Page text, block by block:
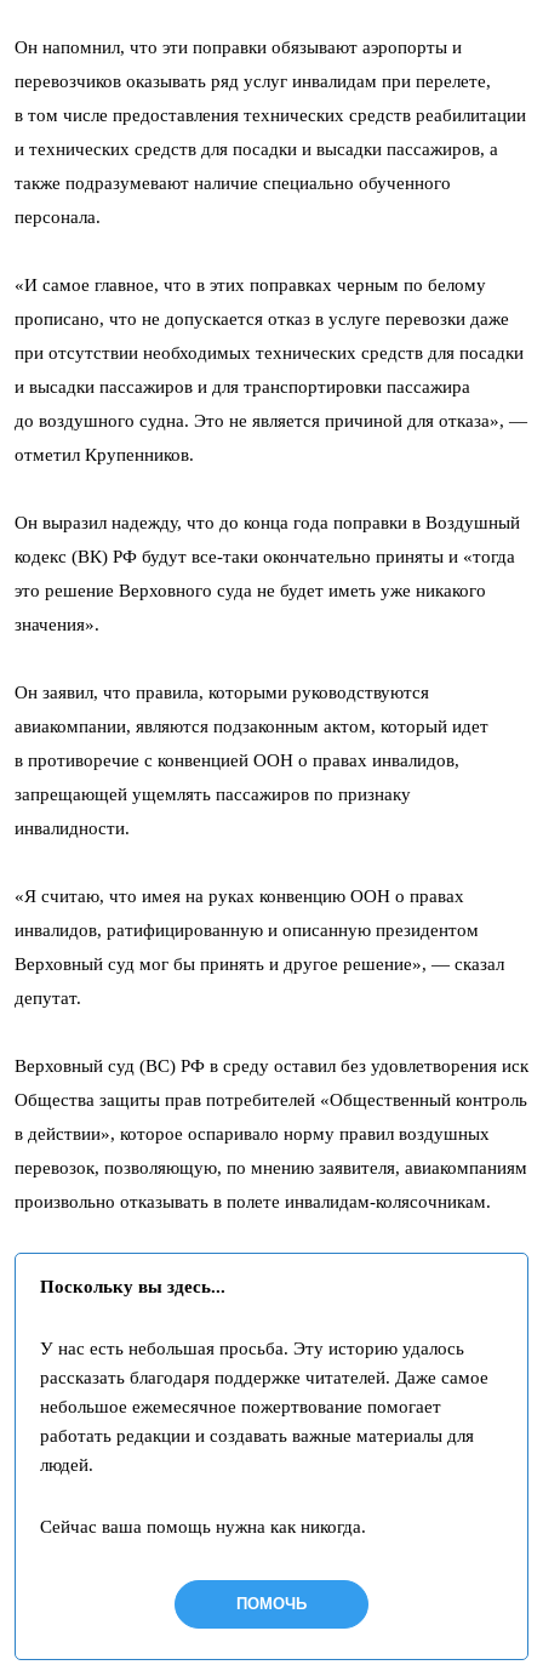
Он напомнил, что эти поправки обязывают аэропорты и
перевозчиков оказывать ряд услуг инвалидам при перелете,
в том числе предоставления технических средств реабилитации
и технических средств для посадки и высадки пассажиров, а
также подразумевают наличие специально обученного
персонала.
«И самое главное, что в этих поправках черным по белому
прописано, что не допускается отказ в услуге перевозки даже
при отсутствии необходимых технических средств для посадки
и высадки пассажиров и для транспортировки пассажира
до воздушного судна. Это не является причиной для отказа», —
отметил Крупенников.
Он выразил надежду, что до конца года поправки в Воздушный
кодекс (ВК) РФ будут все-таки окончательно приняты и «тогда
это решение Верховного суда не будет иметь уже никакого
значения».
Он заявил, что правила, которыми руководствуются
авиакомпании, являются подзаконным актом, который идет
в противоречие с конвенцией ООН о правах инвалидов,
запрещающей ущемлять пассажиров по признаку
инвалидности.
«Я считаю, что имея на руках конвенцию ООН о правах
инвалидов, ратифицированную и описанную президентом
Верховный суд мог бы принять и другое решение», — сказал
депутат.
Верховный суд (ВС) РФ в среду оставил без удовлетворения иск
Общества защиты прав потребителей «Общественный контроль
в действии», которое оспаривало норму правил воздушных
перевозок, позволяющую, по мнению заявителя, авиакомпаниям
произвольно отказывать в полете инвалидам-колясочникам.
Поскольку вы здесь...
У нас есть небольшая просьба. Эту историю удалось
рассказать благодаря поддержке читателей. Даже самое
небольшое ежемесячное пожертвование помогает
работать редакции и создавать важные материалы для
людей.
Сейчас ваша помощь нужна как никогда.
ПОМОЧЬ